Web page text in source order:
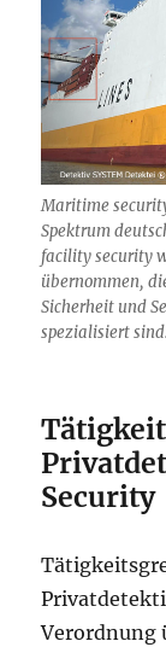
Maritime
Spektrum
facility security
übernommen,
Sicherheit und
spezialisiert
Security
Verordnung